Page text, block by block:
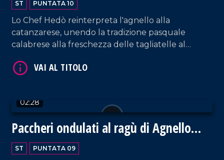
ST PUNTATA 10
Lo Chef Hedò reinterpreta l'agnello alla
catanzarese, unendo la tradizione pasquale
calabrese alla freschezza delle tagliatelle al
02:28
Paccheri ondulati al ragù di Agnello
Silano
ST PUNTATA 09